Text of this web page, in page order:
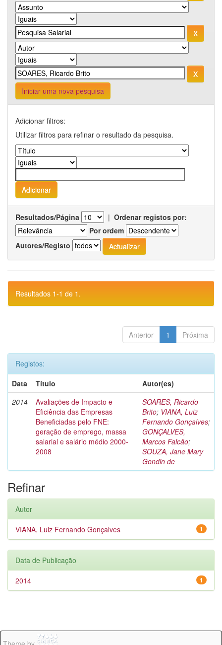
Iniciar uma nova pesquisa
Adicionar filtros:
Utilizar filtros para refinar o resultado da pesquisa.
Resultados/Página | Ordenar registos por:
Por ordem
Autores/Registo
Resultados 1-1 de 1.
Anterior 1 Próxima
Registos:
Data
Título
Autor(es)
2014
Avaliações de Impacto e
Eficiência das Empresas
Beneficiadas pelo FNE:
geração de emprego, massa
salarial e salário médio 2000-
2008
SOARES, Ricardo
Brito; VIANA, Luiz
Fernando Gonçalves;
GONÇALVES,
Marcos Falcão;
SOUZA, Jane Mary
Gondin de
Refinar
Autor
1
VIANA, Luiz Fernando Gonçalves
Data de Publicação
1
2014